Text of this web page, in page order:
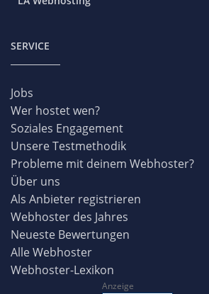
SERVICE
Jobs
Wer hostet wen?
Soziales Engagement
Unsere Testmethodik
Probleme mit deinem Webhoster?
Über uns
Als Anbieter registrieren
Webhoster des Jahres
Neueste Bewertungen
Alle Webhoster
Webhoster-Lexikon
Anzeige